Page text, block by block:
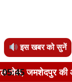
इस खबर को सुनें
आंतरिक वित्तीय
05:45